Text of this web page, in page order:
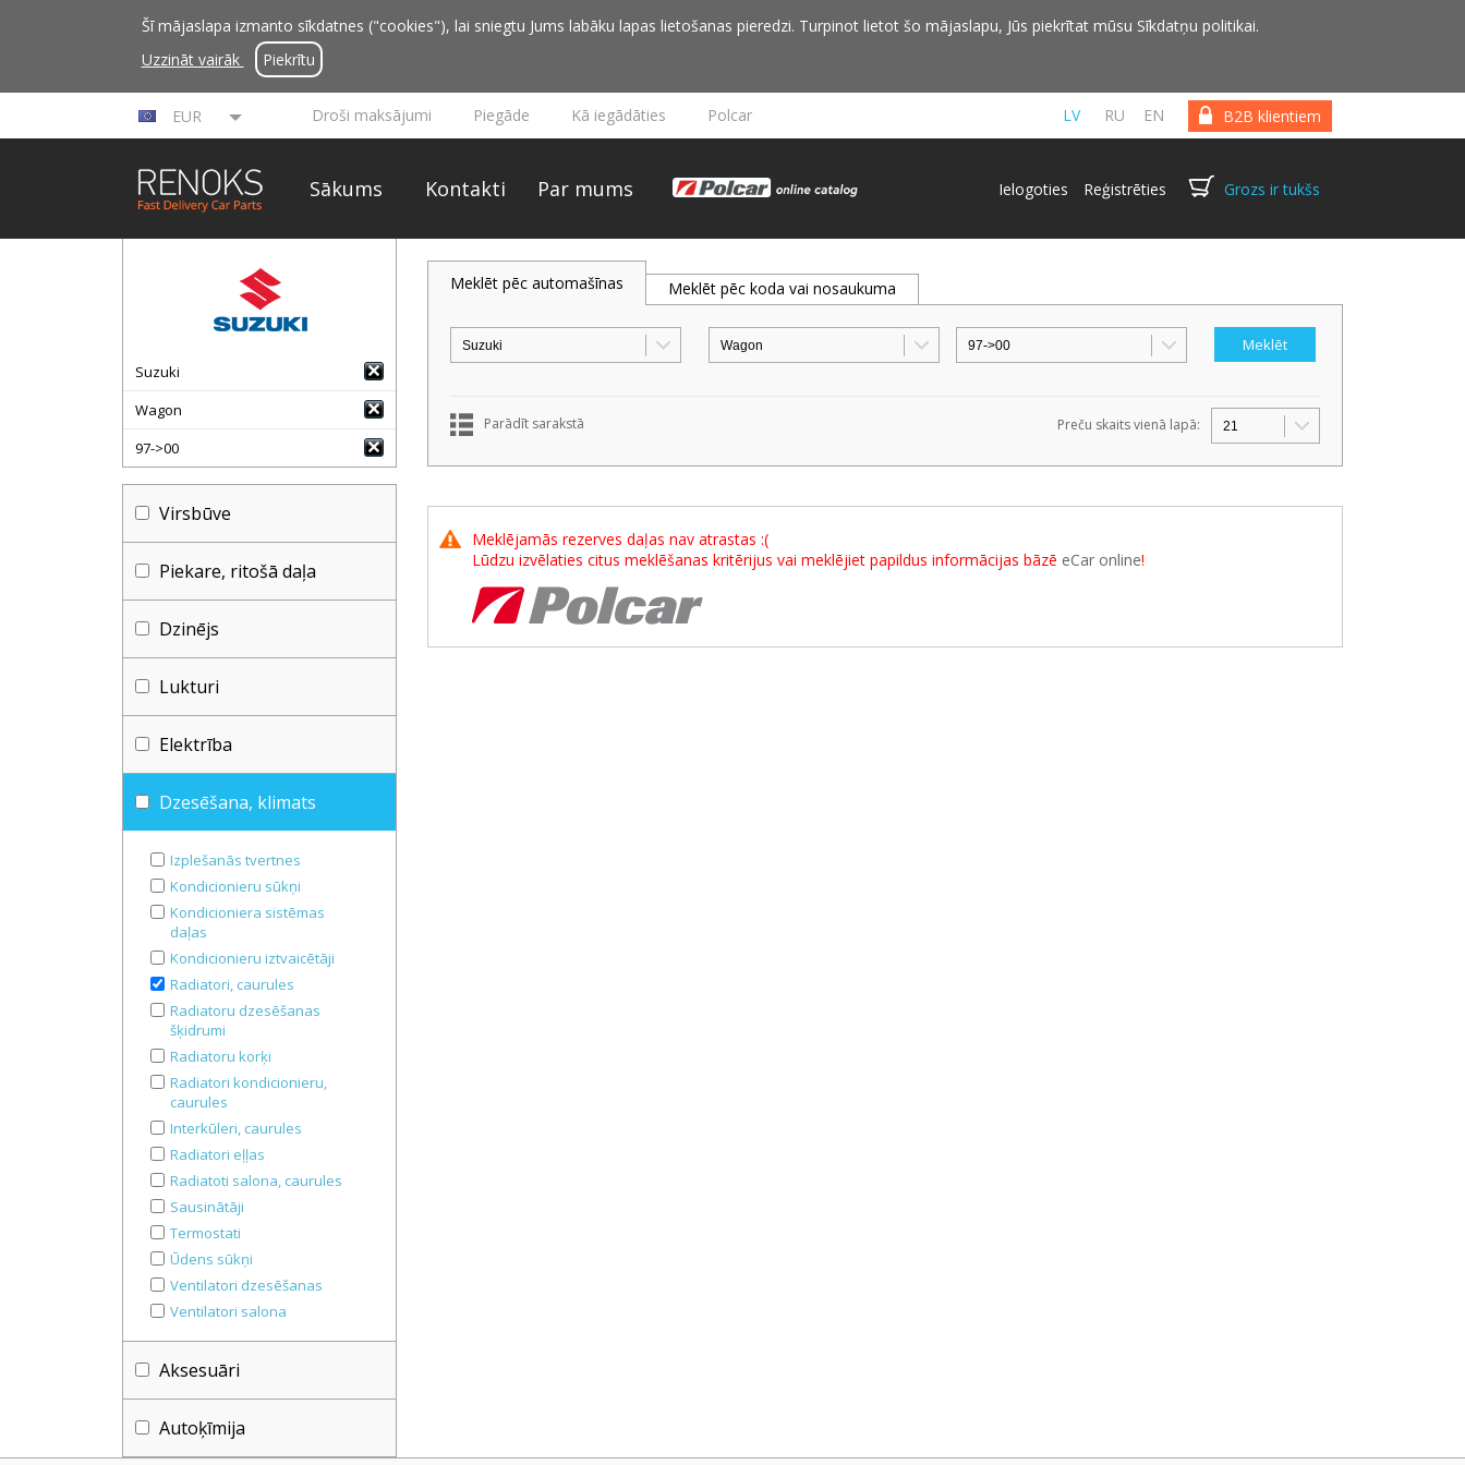
Šī mājaslapa izmanto sīkdatnes ("cookies"), lai sniegtu Jums labāku lapas lietošanas pieredzi. Turpinot lietot šo mājaslapu, Jūs piekrītat mūsu Sīkdatņu politikai.
Uzzināt vairāk
Piekrītu
EUR B2B klientiem
LV RU EN
Droši maksājumi Piegāde Kā iegādāties Polcar
Sākums Kontakti Par mums Ielogoties Reģistrēties Grozs ir tukšs
Suzuki
Wagon
97->00
Virsbūve
Piekare, ritošā daļa
Dzinējs
Lukturi
Elektrība
Dzesēšana, klimats
Izplešanās tvertnes
Kondicionieru sūkņi
Kondicioniera sistēmas
daļas
Kondicionieru iztvaicētāji
Radiatori, caurules
Radiatoru dzesēšanas
šķidrumi
Radiatoru korķi
Radiatori kondicionieru,
caurules
Interkūleri, caurules
Radiatori eļļas
Radiatoti salona, caurules
Sausinātāji
Termostati
Ūdens sūkņi
Ventilatori dzesēšanas
Ventilatori salona
Aksesuāri
Autoķīmija
Meklēt pēc automašīnas Meklēt pēc koda vai nosaukuma
Parādīt sarakstā Preču skaits vienā lapā:
Meklējamās rezerves daļas nav atrastas :(
Lūdzu izvēlaties citus meklēšanas kritērijus vai meklējiet papildus informācijas bāzē eCar online!